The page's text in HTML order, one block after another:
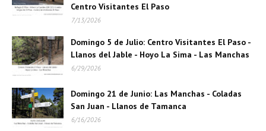
Centro Visitantes El Paso
7/13/2026
Domingo 5 de Julio: Centro Visitantes El Paso -
Llanos del Jable - Hoyo La Sima - Las Manchas
6/29/2026
Domingo 21 de Junio: Las Manchas - Coladas
San Juan - Llanos de Tamanca
6/16/2026